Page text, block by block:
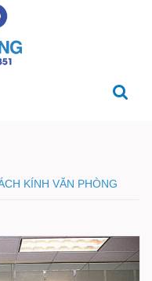
KÍNH VĂN PHÒNG